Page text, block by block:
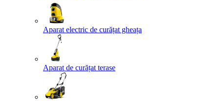
Aparat electric de curățat gheața
Aparat de curățat terase